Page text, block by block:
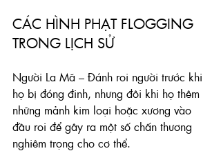
CÁC HÌNH PHẠT FLOGGING
TRONG LỊCH SỬ
Người La Mã – Đánh roi người trước khi
họ bị đóng đinh, nhưng đôi khi họ thêm
những mảnh kim loại hoặc xương vào
đầu roi để gây ra một số chấn thương
nghiêm trọng cho cơ thể.